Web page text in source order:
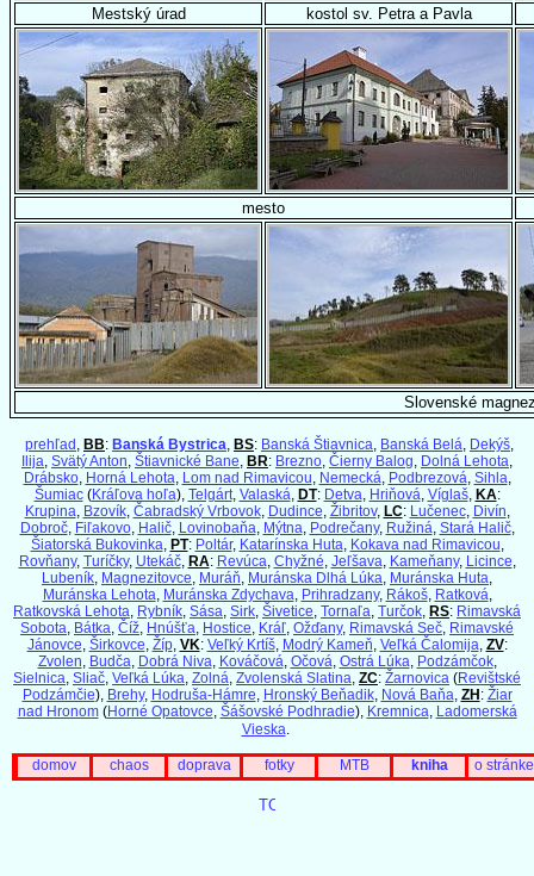
Mestský úrad kostol sv. Petra a Pavla
mesto
Slovenské
prehľad BB: Banská Bystrica BS: Banská Štiavnica Banská Belá Dekýš
Ilija Svätý Anton Štiavnické Bane BR: Brezno Čierny Balog Dolná Lehota
Drábsko, Horná Lehota Lom nad Rimavicou Nemecká Podbrezová Sihla
Šumiac(Kráľova hoľa), Telgárt, Valaská DT: Detva Hriňová Víglaš, KA:
Krupina Bzovík, Čabradský Vrbovok, Dudince Žibritov, LC: Lučenec, Divín
Dobroč, Fiľakovo, Halič, Lovinobaňa Mýtna Podrečany, Ružiná Stará Halič,
Šiatorská Bukovinka PT: Poltár, Katarínska Huta Kokava nad Rimavicou
Rovňany, Turíčky, Utekáč, RA: Revúca Chyžné Jeľšava Kameňany, Licince
Lubeník Magnezitovce Muráň Muránska Dlhá Lúka Muránska Huta
Muránska Lehota Muránska Zdychava Prihradzany, Rákoš, Ratková
Ratkovská Lehota Rybník Sása Sirk Šivetice Tornaľa Turčok RS: Rimavská
Sobota Bátka Číž Hnúšťa Hostice Kráľ Ožďany, Rimavská Seč Rimavské
Jánovce Širkovce Žíp, VK: Veľký Krtíš, Modrý Kameň Veľká Čalomija ZV:
Zvolen Budča Dobrá Niva Kováčová Očová Ostrá Lúka Podzámčok,
Sielnica Sliač Veľká Lúka Zolná Zvolenská Slatina ZC: Žarnovica (Revištské
Podzámčie), Brehy, Hodruša-Hámre Hronský Beňadik, Nová Baňa ZH: Žiar
nad Hronom(Horné Opatovce Šášovské Podhradie), Kremnica Ladomerská
Vieska
domov chaos doprava fotky MTB kniha o stránke